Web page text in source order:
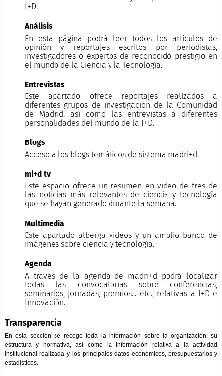
I+D.
Análisis
En esta página podrá leer todos los artículos de
opinión y reportajes escritos por periodistas,
investigadores o expertos de reconocido prestigio en
el mundo de la Ciencia y la Tecnología.
Entrevistas
Este apartado ofrece reportajes realizados a
diferentes grupos de investigación de la Comunidad
de Madrid, así como las entrevistas a diferentes
personalidades del mundo de la I+D.
Blogs
Acceso a los blogs temáticos de sistema madri+d.
mi+d tv
Este espacio ofrece un resumen en video de tres de
las noticias más relevantes de ciencia y tecnología
que se hayan generado durante la semana.
Multimedia
Este apartado alberga videos y un amplio banco de
imágenes sobre ciencia y tecnología.
Agenda
A través de la agenda de madri+d podrá localizar
todas las convocatorias sobre conferencias,
seminarios, jornadas, premios... etc., relativas a I+D e
Innovación.
Transparencia
En esta sección se recoge toda la información sobre la organización, su
estructura y normativa, así como la información relativa a la actividad
institucional realizada y los principales datos económicos, presupuestarios y
estadísticos.--